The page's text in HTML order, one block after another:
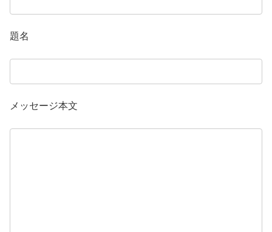
題名
メッセージ本文